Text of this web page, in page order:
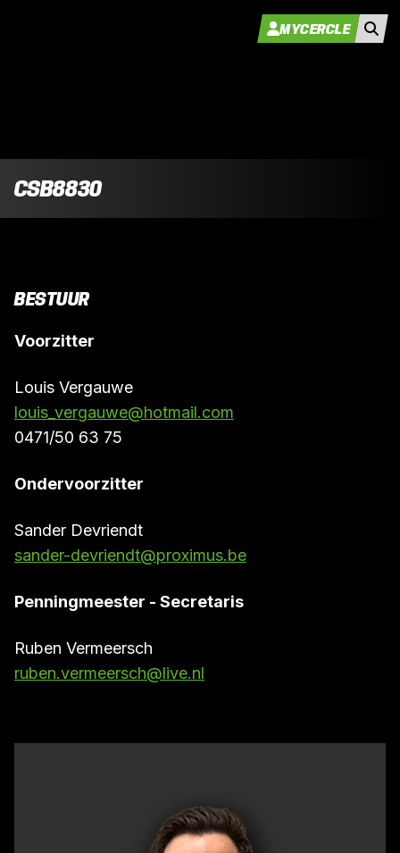
MYCERCLE
CSB8830
BESTUUR
Voorzitter
Louis Vergauwe
louis_vergauwe@hotmail.com
0471/50 63 75
Ondervoorzitter
Sander Devriendt
sander-devriendt@proximus.be
Penningmeester - Secretaris
Ruben Vermeersch
ruben.vermeersch@live.nl